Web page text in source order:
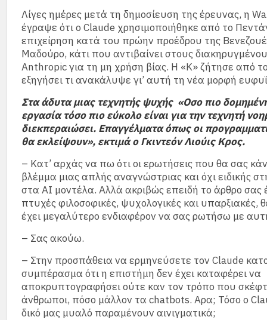
Λίγες ημέρες μετά τη δημοσίευση της έρευνας, η
έγραψε ότι ο Claude χρησιμοποιήθηκε από το
επιχείρηση κατά του πρώην προέδρου της
Μαδούρο, κάτι που αντιβαίνει στους
Anthropic για τη μη χρήση βίας. Η «Κ» ζήτησε από
εξηγήσει τι ανακάλυψε γι’ αυτή τη νέα μορφή
Στα άδυτα μιας τεχνητής ψυχής «Οσο πιο
εργασία τόσο πιο εύκολο είναι για την τεχνητή
διεκπεραιώσει. Επαγγέλματα όπως οι
θα εκλείψουν», εκτιμά ο Γκιντεόν Λιούις Κρος.
– Κατ’ αρχάς να πω ότι οι ερωτήσεις που θα σας
βλέμμα μιας απλής αναγνώστριας και όχι ειδικής
στα ΑΙ μοντέλα. Αλλά ακριβώς επειδή το άρθρο σας
πτυχές φιλοσοφικές, ψυχολογικές και υπαρξιακές,
έχει μεγαλύτερο ενδιαφέρον να σας ρωτήσω με
– Σας ακούω.
– Στην προσπάθεια να ερμηνεύσετε τον Claude
συμπέρασμα ότι η επιστήμη δεν έχει καταφέρει να
αποκρυπτογραφήσει ούτε καν τον τρόπο που
άνθρωποι, πόσο μάλλον τα chatbots. Αρα; Τόσο ο
δικό μας μυαλό παραμένουν αινιγματικά;